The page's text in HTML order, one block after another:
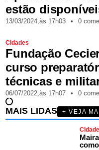
estão
13/03/2024,às 17h03 • 0
Cidades
Fundação
curso
técnicas e
06/07/2022,às 17h07 • 0
MAIS LIDAS + VEJA